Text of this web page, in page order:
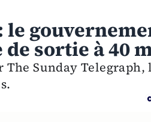
le
de sortie à 40
The Sunday